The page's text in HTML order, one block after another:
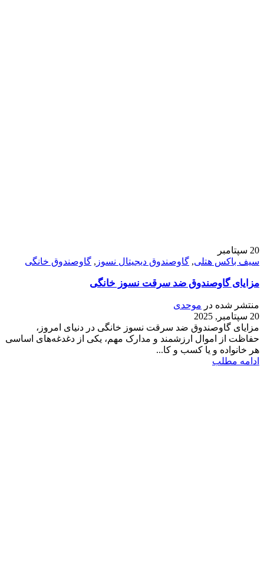
20 سپتامبر
سیف باکس هتلی, گاوصندوق دیجیتال نسوز , گاوصندوق خانگی
مزایای گاوصندوق ضد سرقت نسوز خانگی
منتشر شده در موحدی
20 سپتامبر, 2025
مزایای گاوصندوق ضد سرقت نسوز خانگی در دنیای امروز،
حفاظت از اموال ارزشمند و مدارک مهم، یکی از دغدغه‌های اساسی
هر خانواده و یا کسب و کا...
ادامه مطلب